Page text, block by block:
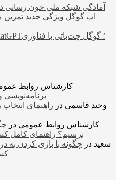
آمادگی شبکه ملی خون رسانی
اپ گوگل ویژگی جدید تمرین
کارشناس روابط
برنامه‌نویسی
وحید قاسمی در راهنمای انتخاب
کارشناس روابط عمومی در
برسیم؟ راهنمای کامل
سعید در چگونه با بازی کردن به